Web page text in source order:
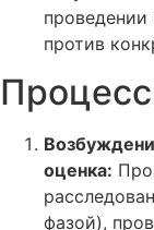
проведении
против
оценка:
фазой),